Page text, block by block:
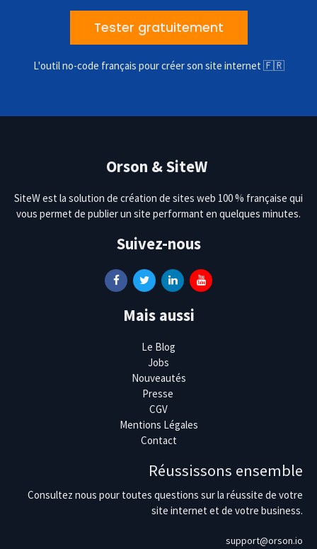
Tester gratuitement
L'outil no-code français pour créer son site internet 🇫🇷
Orson & SiteW
SiteW est la solution de création de sites web 100 % française qui
vous permet de publier un site performant en quelques minutes.
Suivez-nous
Mais aussi
Le Blog
Jobs
Nouveautés
Presse
CGV
Mentions Légales
Contact
Réussissons ensemble
Consultez nous pour toutes questions sur la réussite de votre
site internet et de votre business.
support@orson.io